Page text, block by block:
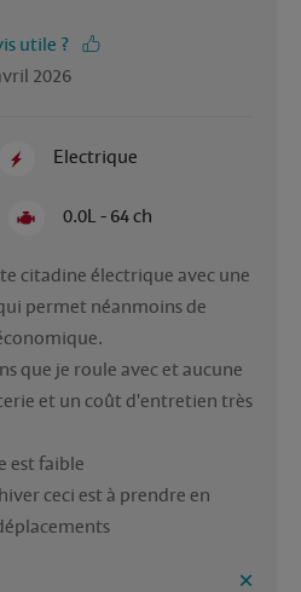
utile ?
2026
Electrique
0.0L - 64 ch
citadine électrique avec une
permet néanmoins de
et un coût d'entretien très